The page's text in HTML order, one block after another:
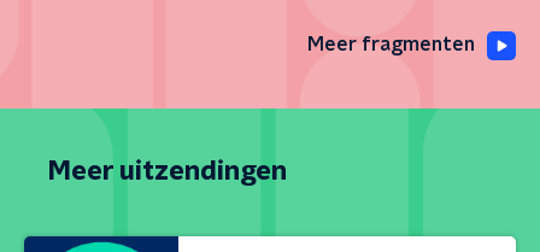
Meer fragmenten
Meer uitzendingen